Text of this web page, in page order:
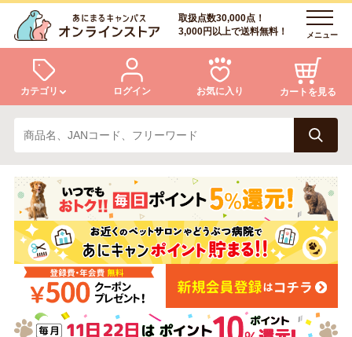
取扱点数30,000点！
3,000円以上で送料無料！
メニュー
カテゴリ
犬 猫
小動物・鳥 アクア・爬虫類・昆虫
ドッグフード キャットフード
ログイン お気に入り カートを見る
ログイン
会員登録
あにまるキャンパスについて
アフターサービス
商品リクエスト